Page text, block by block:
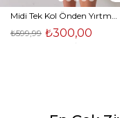
₺300,00
₺599,99